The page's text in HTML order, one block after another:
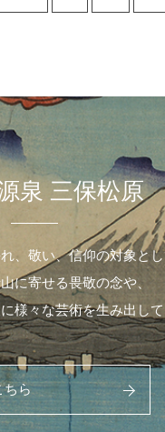
泉 三保松原
、敬い、信仰の対象と
に寄せる畏敬の念や、
様々な芸術を生み出し
ちら